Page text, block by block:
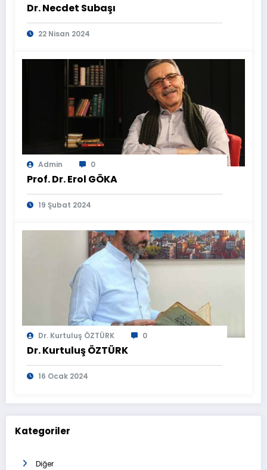
Dr. Necdet Subaşı
22 Nisan 2024
Admin 0
Prof. Dr. Erol GÖKA
19 Şubat 2024
Dr. Kurtuluş ÖZTÜRK 0
Dr. Kurtuluş ÖZTÜRK
16 Ocak 2024
Kategoriler
Diğer